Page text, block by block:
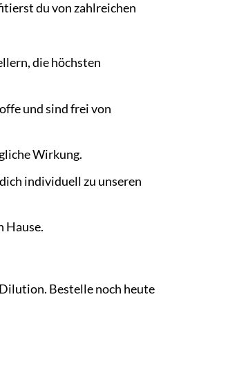
du von zahlreichen
die höchsten
und sind frei von
Wirkung.
individuell zu unseren
Hause.
Bestelle noch heute